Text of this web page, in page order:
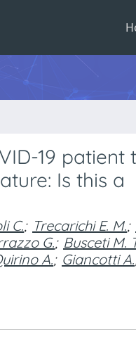
19 patient
Is this a
C.; Trecarichi E. M.;
G.; Busceti M.
A.; Giancotti A.